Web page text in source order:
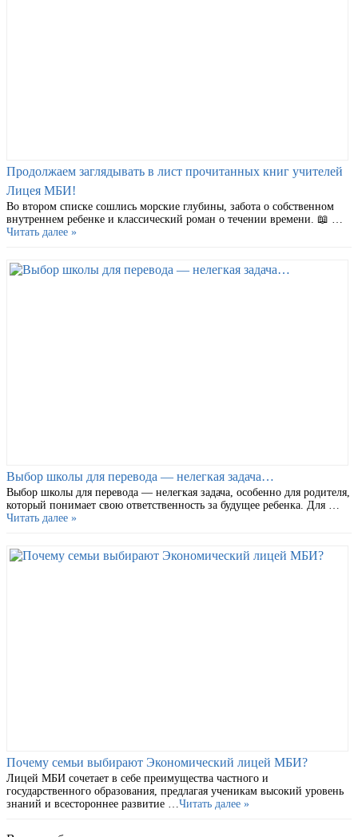
Продолжаем заглядывать в лист прочитанных книг учителей
Лицея МБИ!
Во втором списке сошлись морские глубины, забота о собственном
внутреннем ребенке и классический роман о течении времени. 📖 …
Читать далее »
Выбор школы для перевода — нелегкая задача…
Выбор школы для перевода — нелегкая задача, особенно для родителя,
который понимает свою ответственность за будущее ребенка. Для …
Читать далее »
Почему семьи выбирают Экономический лицей МБИ?
Лицей МБИ сочетает в себе преимущества частного и
государственного образования, предлагая ученикам высокий уровень
знаний и всестороннее развитие … Читать далее »